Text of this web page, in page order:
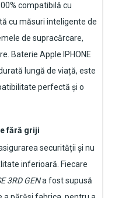
compatibilă cu
cu măsuri inteligente de
de supracărcare,
Baterie Apple IPHONE
lungă de viață, este
perfectă și o
fără griji
securității și nu
inferioară. Fiecare
3RD GENa fost supusă